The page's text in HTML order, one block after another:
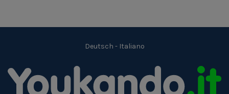
Deutsch - Italiano